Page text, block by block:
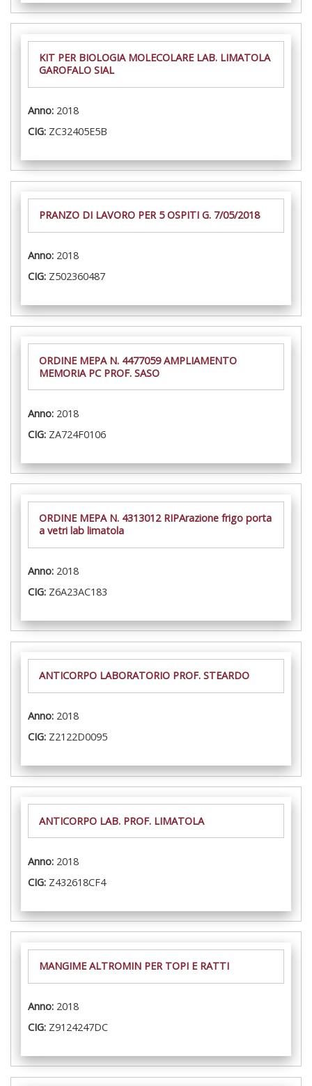
KIT PER BIOLOGIA MOLECOLARE LAB. LIMATOLA
GAROFALO SIAL
Anno: 2018
CIG: ZC32405E5B
PRANZO DI LAVORO PER 5 OSPITI G. 7/05/2018
Anno: 2018
CIG: Z502360487
ORDINE MEPA N. 4477059 AMPLIAMENTO
MEMORIA PC PROF. SASO
Anno: 2018
CIG: ZA724F0106
ORDINE MEPA N. 4313012 RIPArazione frigo porta
a vetri lab limatola
Anno: 2018
CIG: Z6A23AC183
ANTICORPO LABORATORIO PROF. STEARDO
Anno: 2018
CIG: Z2122D0095
ANTICORPO LAB. PROF. LIMATOLA
Anno: 2018
CIG: Z432618CF4
MANGIME ALTROMIN PER TOPI E RATTI
Anno: 2018
CIG: Z9124247DC